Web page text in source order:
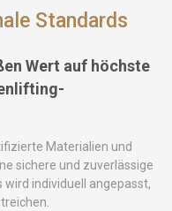
Standards
Wert auf höchste
Materialien und
sichere und zuverlässige
wird individuell angepasst,